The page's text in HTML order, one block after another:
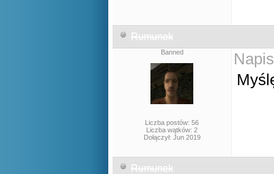
Rumunek
Banned
Liczba postów: 56
Liczba wątków: 2
Dołączył: Jun 2019
Rumunek